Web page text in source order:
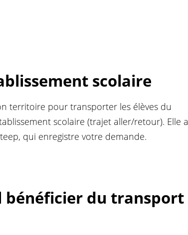
scolaire
territoire pour transporter les élèves du
scolaire (trajet aller/retour). Elle a
qui enregistre votre demande.
du transport